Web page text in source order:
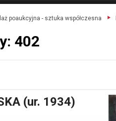
poaukcyjna - sztuka współczesna
402
(ur. 1934)